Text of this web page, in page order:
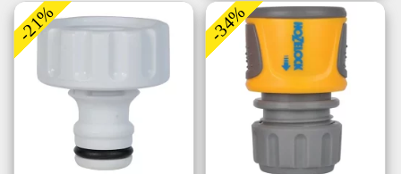
-21% -34%